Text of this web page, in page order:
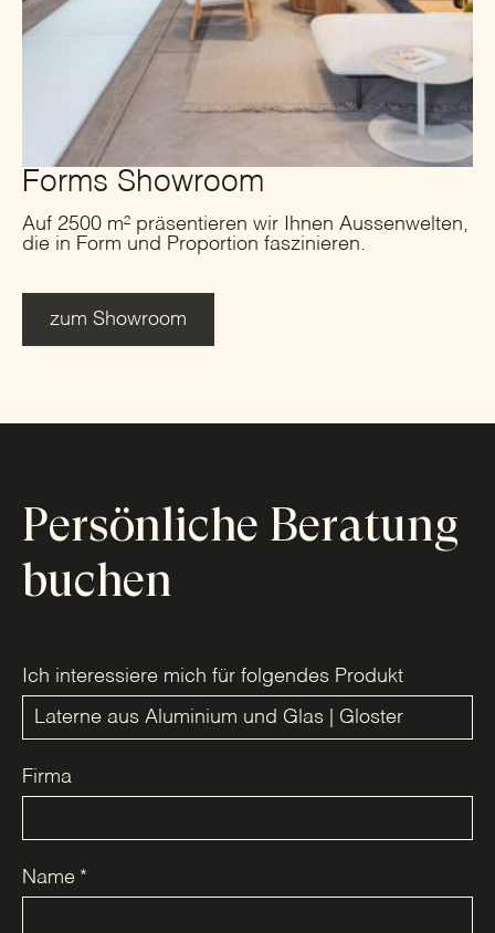
Forms Showroom
Auf 2500 m² präsentieren wir Ihnen Aussenwelten,
die in Form und Proportion faszinieren.
zum Showroom
Persönliche Beratung
buchen
Ich interessiere mich für folgendes Produkt
Firma
Name *